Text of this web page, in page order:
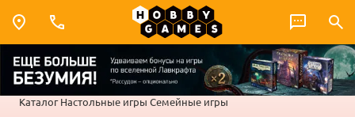
Каталог Настольные игры Семейные игры